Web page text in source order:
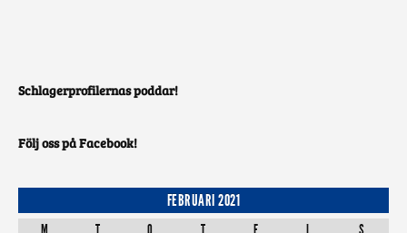
Schlagerprofilernas poddar!
Följ oss på Facebook!
FEBRUARI 2021